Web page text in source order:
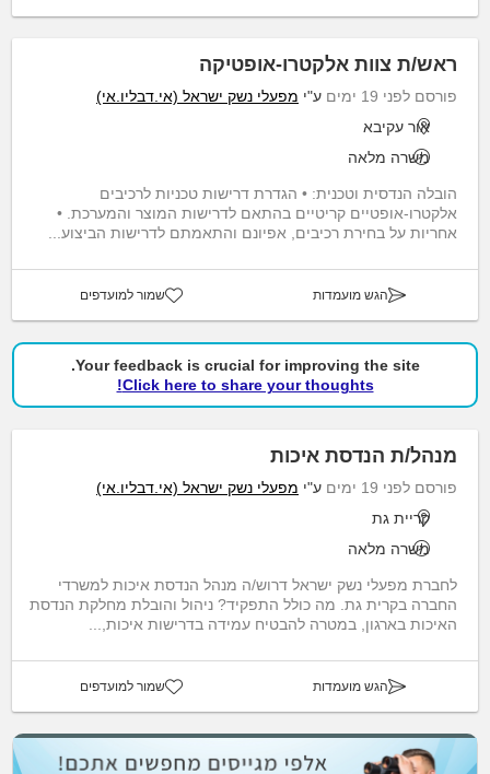
ראש/ת צוות אלקטרו-אופטיקה
פורסם לפני 19 ימים ע"י מפעלי נשק ישראל (אי.דבליו.אי)
אור עקיבא
משרה מלאה
הובלה הנדסית וטכנית: • הגדרת דרישות טכניות לרכיבים
אלקטרו-אופטיים קריטיים בהתאם לדרישות המוצר והמערכת. •
אחריות על בחירת רכיבים, אפיונם והתאמתם לדרישות הביצוע...
הגש מועמדות שמור למועדפים
Your feedback is crucial for improving the site.
Click here to share your thoughts!
מנהל/ת הנדסת איכות
פורסם לפני 19 ימים ע"י מפעלי נשק ישראל (אי.דבליו.אי)
קריית גת
משרה מלאה
לחברת מפעלי נשק ישראל דרוש/ה מנהל הנדסת איכות למשרדי
החברה בקרית גת. מה כולל התפקיד? ניהול והובלת מחלקת הנדסת
האיכות בארגון, במטרה להבטיח עמידה בדרישות איכות,...
הגש מועמדות שמור למועדפים